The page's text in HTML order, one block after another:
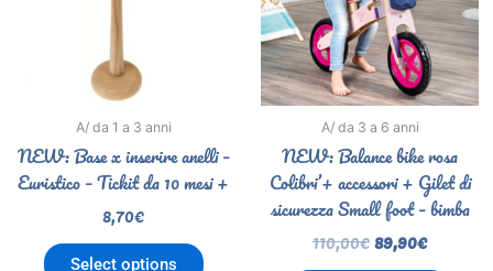
A/ da 1 a 3 anni
NEW: Base x inserire anelli –
Euristico – Tickit da 10 mesi +
8,70€
Select options
A/ da 3 a 6 anni
NEW: Balance bike rosa
Colibri’+ accessori + Gilet di
sicurezza Small foot – bimba
110,00€89,90€